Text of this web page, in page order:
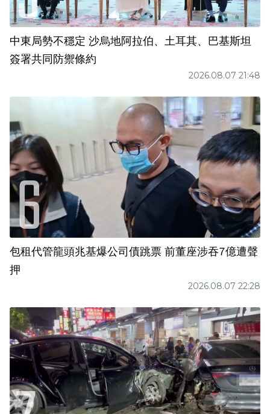
中東局勢不穩定 沙烏地阿拉伯、土耳其、巴基斯坦
簽署共同防禦條約
2026.08.07 21:48
包租代管龍頭兆基爆公司債跳票 前董座涉吞7億遭聲
押
2026.08.07 22:28